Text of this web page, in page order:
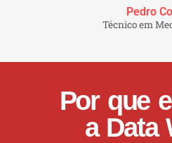
Pedro
Técnico em
Por que
a Data